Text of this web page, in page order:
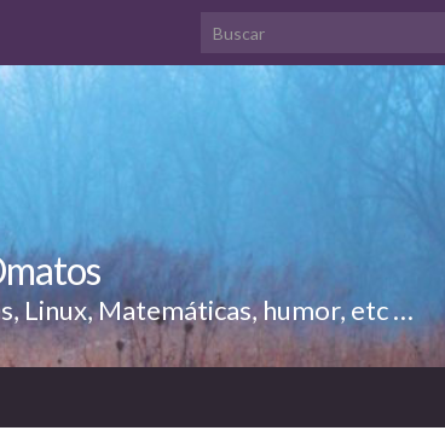
Search for:
Linux, Matemáticas, humor, etc …